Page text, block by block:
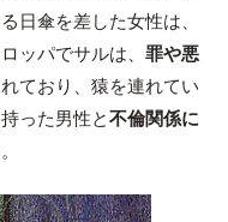
日傘を差した女性は、
ッパでサルは、 罪や悪
ており、猿を連れてい
った男性と不倫関係に